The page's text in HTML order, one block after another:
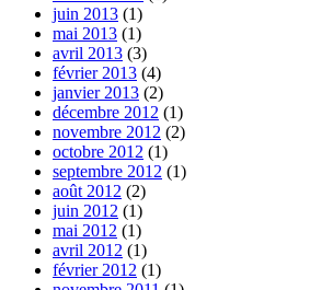
juin 2013 (1)
mai 2013 (1)
avril 2013 (3)
février 2013 (4)
janvier 2013 (2)
décembre 2012 (1)
novembre 2012 (2)
octobre 2012 (1)
septembre 2012 (1)
août 2012 (2)
juin 2012 (1)
mai 2012 (1)
avril 2012 (1)
février 2012 (1)